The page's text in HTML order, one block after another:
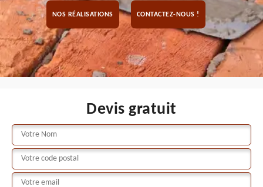
NOS RÉALISATIONS CONTACTEZ-NOUS !
Devis gratuit